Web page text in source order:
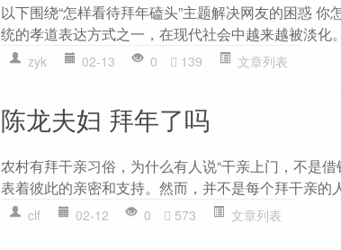
以下围绕“怎样看待拜年磕头”主题解决网友的困惑
统的孝道表达方式之一，在现代社会中越来越被淡化
zyk 02-13 0 139 文章列表
陈龙夫妇 拜年了吗
农村有拜干亲习俗，为什么有人说“干亲上门，不是
表着彼此的亲密和支持。然而，并不是每个拜干亲的
clf 02-12 0 573 文章列表